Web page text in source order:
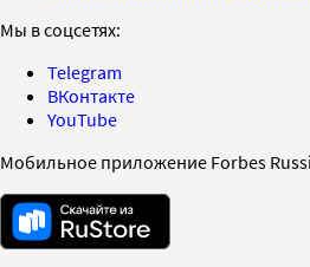
Мы в соцсетях:
Telegram
ВКонтакте
YouTube
Мобильное приложение Forbes